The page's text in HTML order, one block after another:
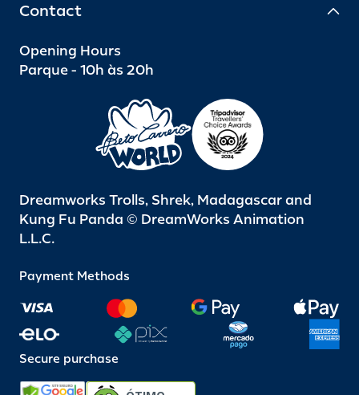
Contact
Opening Hours
Parque - 10h às 20h
Dreamworks Trolls, Shrek, Madagascar and
Kung Fu Panda © DreamWorks Animation
L.L.C.
Payment Methods
Secure purchase